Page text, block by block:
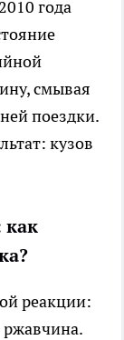
года
смывая
поездки.
кузов
как
реакции:
ржавчина.